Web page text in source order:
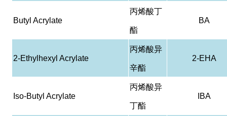
Butyl Acrylate
丙烯酸丁
酯
BA
2-Ethylhexyl Acrylate
丙烯酸异
辛酯
2-EHA
Iso-Butyl Acrylate
丙烯酸异
丁酯
IBA